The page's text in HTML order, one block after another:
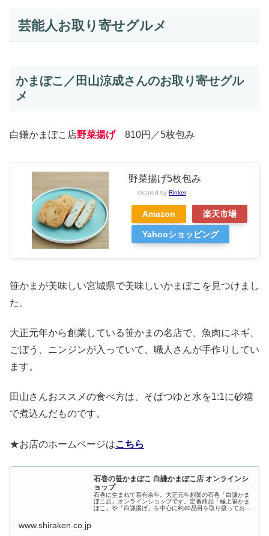
芸能人お取り寄せグルメ
かまぼこ／田山涼成さんのお取り寄せグル
メ
白鎌かまぼこ店野菜揚げ810円／5枚包み
野菜揚げ5枚包み
created by Rinker
Amazon 楽天市場
Yahooショッピング
笹かまが美味しい宮城県で美味しいかまぼこを見つけまし
た。
大正元年から創業している笹かまの名店で、魚肉にネギ、
ごぼう、ニンジンが入っていて、職人さんが手作りしてい
ます。
田山さんおススメの食べ方は、そばつゆと水を1:1に砂糖
で煮込んだものです。
★お店のホームページはこちら
石巻の笹かまぼこ 白謙かまぼこ店 オンラインシ
ョップ
石巻に生まれて百有余年。大正元年創業の石巻「白謙かま
ぼこ店」オンラインショップです。定番商品「極上笹かま
ぼこ」や「白謙揚げ」を中心に約40品目を取り扱ってお
www.shiraken.co.jp